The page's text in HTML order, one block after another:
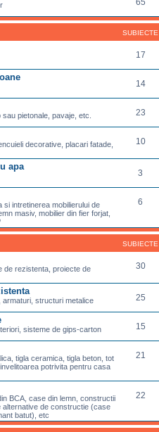
SUBIECTE
17
14
pietonale, pavaje, etc. 23
decorative, placari fatade,
10
apa
3
intretinerea mobilierului de
masiv, mobilier din fier forjat,
6
SUBIECTE
de rezistenta, proiecte de
30
structuri metalice 25
sisteme de gips-carton 15
tigla ceramica, tigla beton, tot
potrivita pentru casa
21
BCA, case din lemn, constructii
de constructie (case
batut), etc
22